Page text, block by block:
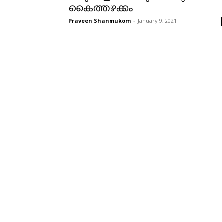
കൈത്തഴക്കം
Praveen Shanmukom - January 9, 2021